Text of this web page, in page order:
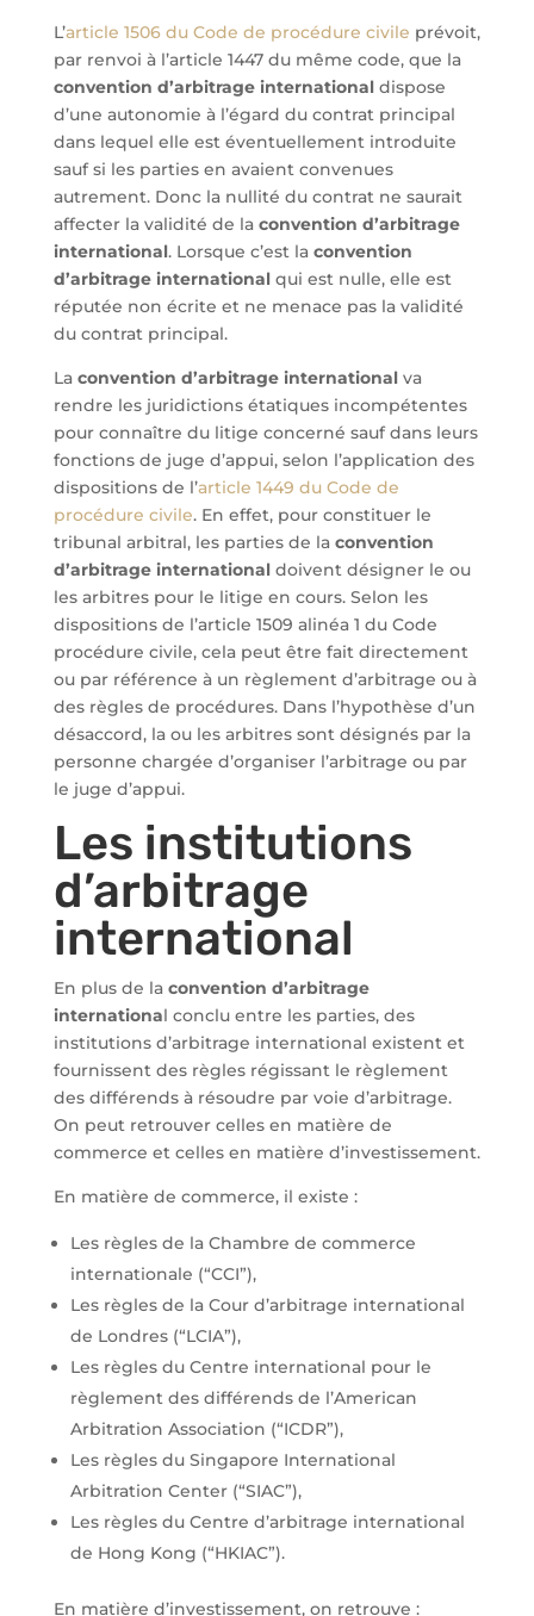
L’article 1506 du Code de procédure civile prévoit,
par renvoi à l’article 1447 du même code, que la
convention d’arbitrage internationaldispose
d’une autonomie à l’égard du contrat principal
dans lequel elle est éventuellement introduite
sauf si les parties en avaient convenues
autrement. Donc la nullité du contrat ne saurait
affecter la validité de la convention d’arbitrage
international. Lorsque c’est la convention
d’arbitrage internationalqui est nulle, elle est
réputée non écrite et ne menace pas la validité
du contrat principal.
La convention d’arbitrage internationalva
rendre les juridictions étatiques incompétentes
pour connaître du litige concerné sauf dans leurs
fonctions de juge d’appui, selon l’application des
dispositions de l’article 1449 du Code de
procédure civile. En effet, pour constituer le
tribunal arbitral, les parties de la convention
d’arbitrage internationaldoivent désigner le ou
les arbitres pour le litige en cours. Selon les
dispositions de l’article 1509 alinéa 1 du Code
procédure civile, cela peut être fait directement
ou par référence à un règlement d’arbitrage ou à
des règles de procédures. Dans l’hypothèse d’un
désaccord, la ou les arbitres sont désignés par la
personne chargée d’organiser l’arbitrage ou par
le juge d’appui.
Les institutions
d’arbitrage
international
En plus de la convention d’arbitrage
international conclu entre les parties, des
institutions d’arbitrage international existent et
fournissent des règles régissant le règlement
des différends à résoudre par voie d’arbitrage.
On peut retrouver celles en matière de
commerce et celles en matière d’investissement.
En matière de commerce, il existe :
Les règles de la Chambre de commerce
internationale (“CCI”),
Les règles de la Cour d’arbitrage international
de Londres (“LCIA”),
Les règles du Centre international pour le
règlement des différends de l’American
Arbitration Association (“ICDR”),
Les règles du Singapore International
Arbitration Center (“SIAC”),
Les règles du Centre d’arbitrage international
de Hong Kong (“HKIAC”).
En matière d’investissement, on retrouve :